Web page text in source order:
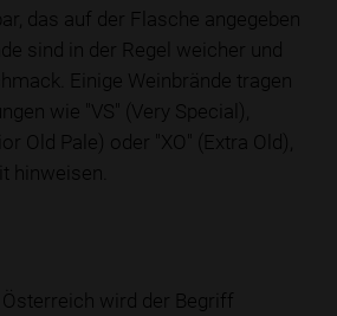
das auf der Flasche angegeben
sind in der Regel weicher und
Einige Weinbrände tragen
wie "VS" (Very Special),
Old Pale) oder "XO" (Extra Old),
hinweisen.
Österreich wird der Begriff